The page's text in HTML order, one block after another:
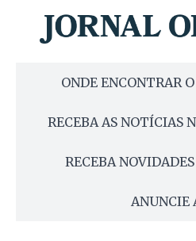
ONDE ENCONTRAR
RECEBA AS NOTÍCIAS
RECEBA
ANUNCIE